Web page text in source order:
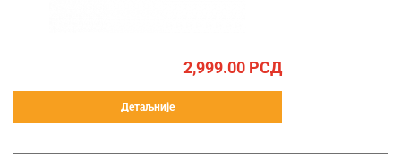
2,999.00 РСД
Детаљније